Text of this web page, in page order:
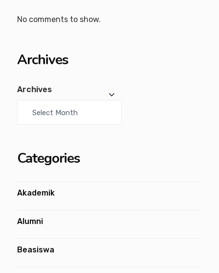
No comments to show.
Archives
Archives
Categories
Akademik
Alumni
Beasiswa